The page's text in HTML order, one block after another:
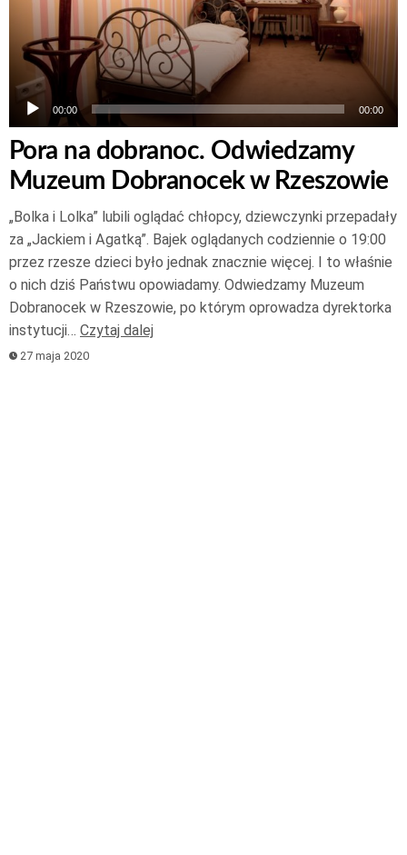
00:00 00:00
Pora na dobranoc. Odwiedzamy
Muzeum Dobranocek w Rzeszowie
„Bolka i Lolka” lubili oglądać chłopcy, dziewczynki przepadały
za „Jackiem i Agatką”. Bajek oglądanych codziennie o 19:00
przez rzesze dzieci było jednak znacznie więcej. I to właśnie
o nich dziś Państwu opowiadamy. Odwiedzamy Muzeum
Dobranocek w Rzeszowie, po którym oprowadza dyrektorka
instytucji… Czytaj dalej
27 maja 2020